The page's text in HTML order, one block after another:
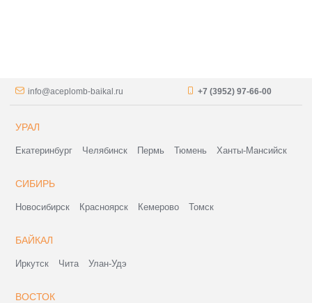
info@aceplomb-baikal.ru +7 (3952) 97-66-00
УРАЛ
Екатеринбург Челябинск Пермь Тюмень Ханты-Мансийск
СИБИРЬ
Новосибирск Красноярск Кемерово Томск
БАЙКАЛ
Иркутск Чита Улан-Удэ
ВОСТОК